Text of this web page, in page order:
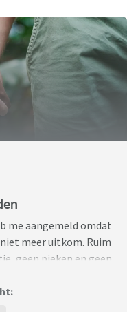
me aangemeld omdat
meer uitkom. Ruim
geen pieken en geen
kinderen. Mijn
Vindt al snel iets 'te